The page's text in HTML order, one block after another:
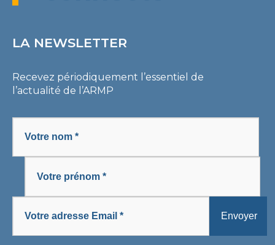
LA NEWSLETTER
Recevez périodiquement l’essentiel de
l’actualité de l’ARMP